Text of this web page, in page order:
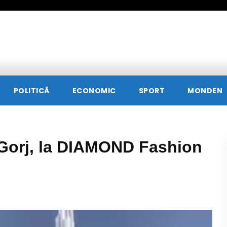
POLITICĂ ECONOMIC SPORT MONDEN
la DIAMOND Fashion